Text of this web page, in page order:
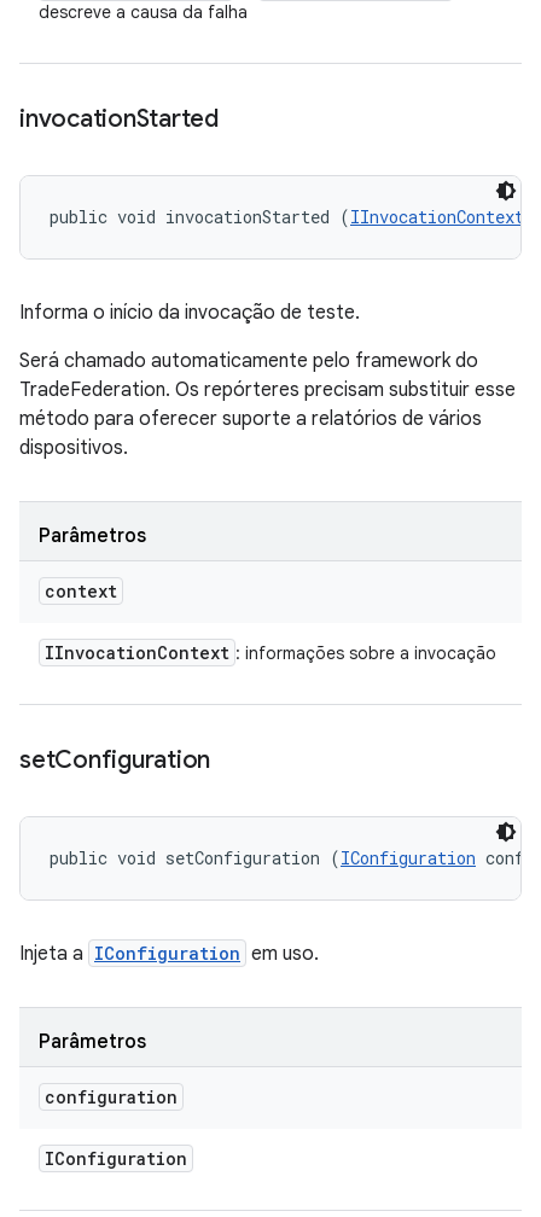
descreve a causa da falha
invocationStarted
public void invocationStarted (IInvocationContext
Informa o início da invocação de teste.
Será chamado automaticamente pelo framework do
TradeFederation. Os repórteres precisam substituir esse
método para oferecer suporte a relatórios de vários
dispositivos.
Parâmetros
context
IInvocationContext : informações sobre a invocação
setConfiguration
public void setConfiguration (IConfiguration
Injeta a IConfiguration em uso.
Parâmetros
configuration
IConfiguration